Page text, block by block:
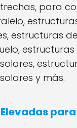
para
estructuras
y más.
para